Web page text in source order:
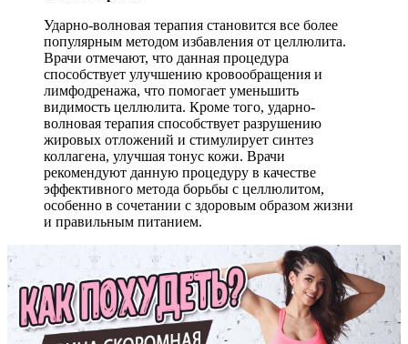
Ударно-волновая терапия становится все более
популярным методом избавления от целлюлита.
Врачи отмечают, что данная процедура
способствует улучшению кровообращения и
лимфодренажа, что помогает уменьшить
видимость целлюлита. Кроме того, ударно-
волновая терапия способствует разрушению
жировых отложений и стимулирует синтез
коллагена, улучшая тонус кожи. Врачи
рекомендуют данную процедуру в качестве
эффективного метода борьбы с целлюлитом,
особенно в сочетании с здоровым образом жизни
и правильным питанием.